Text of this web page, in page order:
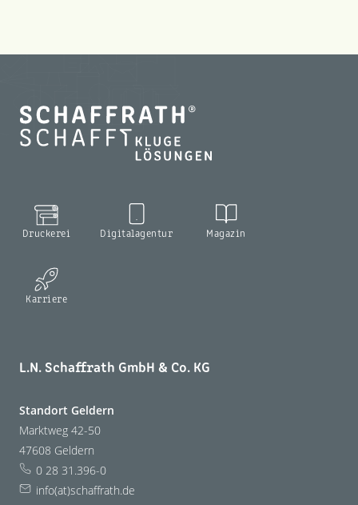
Druckerei Digitalagentur Magazin
Karriere
L.N. Schaffrath GmbH & Co. KG
Standort Geldern
Marktweg 42-50
47608 Geldern
0 28 31.396-0
info(at)schaffrath.de